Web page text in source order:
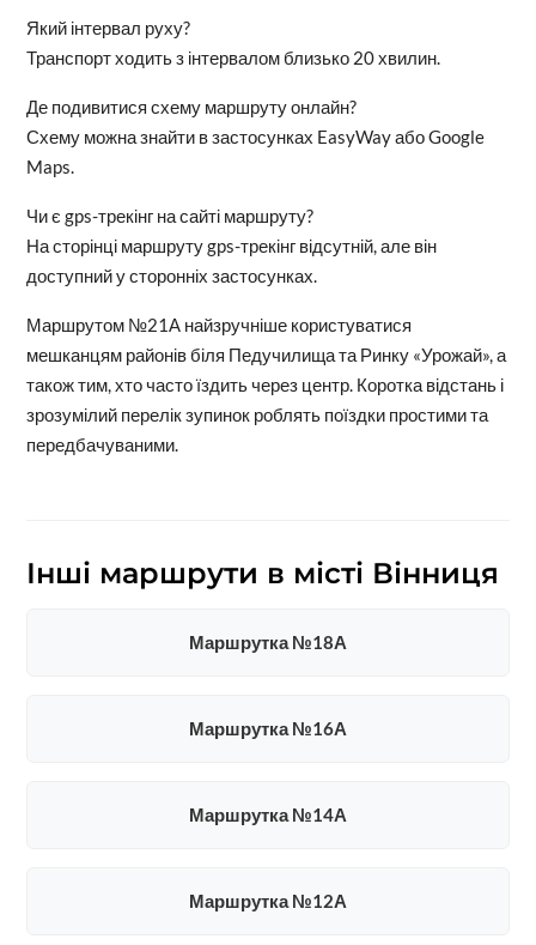
Який інтервал руху?
Транспорт ходить з інтервалом близько 20 хвилин.
Де подивитися схему маршруту онлайн?
Схему можна знайти в застосунках EasyWay або Google
Maps.
Чи є gps-трекінг на сайті маршруту?
На сторінці маршруту gps-трекінг відсутній, але він
доступний у сторонніх застосунках.
Маршрутом №21А найзручніше користуватися
мешканцям районів біля Педучилища та Ринку «Урожай», а
також тим, хто часто їздить через центр. Коротка відстань і
зрозумілий перелік зупинок роблять поїздки простими та
передбачуваними.
Інші маршрути в місті Вінниця
Маршрутка №18А
Маршрутка №16А
Маршрутка №14А
Маршрутка №12А